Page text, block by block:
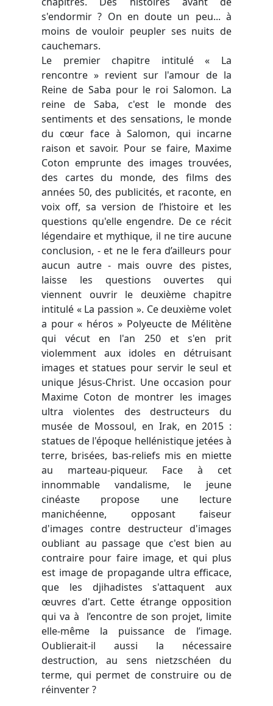
s'endormir ? On en doute un peu... à
moins de vouloir peupler ses nuits de
cauchemars.
Le premier chapitre intitulé « La
rencontre » revient sur l'amour de la
Reine de Saba pour le roi Salomon. La
reine de Saba, c'est le monde des
sentiments et des sensations, le monde
du cœur face à Salomon, qui incarne
raison et savoir. Pour se faire, Maxime
Coton emprunte des images trouvées,
des cartes du monde, des films des
années 50, des publicités, et raconte, en
voix off, sa version de l’histoire et les
questions qu'elle engendre. De ce récit
légendaire et mythique, il ne tire aucune
conclusion, - et ne le fera d’ailleurs pour
aucun autre - mais ouvre des pistes,
laisse les questions ouvertes qui
viennent ouvrir le deuxième chapitre
intitulé « La passion ». Ce deuxième volet
a pour « héros » Polyeucte de Mélitène
qui vécut en l'an 250 et s'en prit
violemment aux idoles en détruisant
images et statues pour servir le seul et
unique Jésus-Christ. Une occasion pour
Maxime Coton de montrer les images
ultra violentes des destructeurs du
musée de Mossoul, en Irak, en 2015 :
statues de l'époque hellénistique jetées à
terre, brisées, bas-reliefs mis en miette
au marteau-piqueur. Face à cet
innommable vandalisme, le jeune
cinéaste propose une lecture
manichéenne, opposant faiseur
d'images contre destructeur d'images
oubliant au passage que c'est bien au
contraire pour faire image, et qui plus
est image de propagande ultra efficace,
que les djihadistes s'attaquent aux
œuvres d'art. Cette étrange opposition
qui va à l’encontre de son projet, limite
elle-même la puissance de l’image.
Oublierait-il aussi la nécessaire
destruction, au sens nietzschéen du
terme, qui permet de construire ou de
réinventer ?